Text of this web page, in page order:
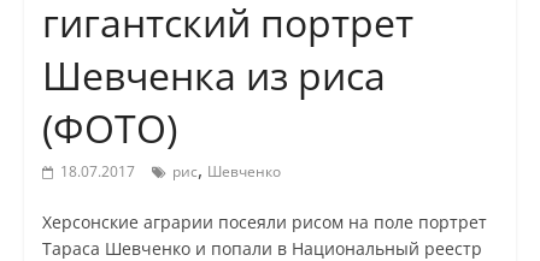
гигантский портрет
Шевченка из риса
(ФОТО)
18.07.2017 рис, Шевченко
Херсонские аграрии посеяли рисом на поле портрет
Тараса Шевченко и попали в Национальный реестр